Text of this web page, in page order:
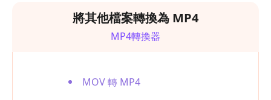
將其他檔案轉換為 MP4
MP4轉換器
MOV 轉 MP4